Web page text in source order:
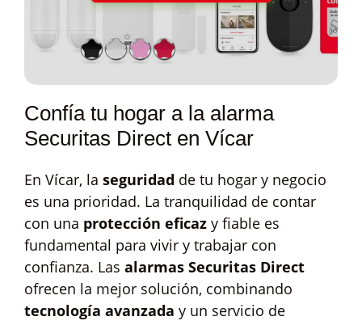
Confía tu hogar a la alarma
Securitas Direct en Vícar
En Vícar, la seguridad de tu hogar y negocio
es una prioridad. La tranquilidad de contar
con una protección eficaz y fiable es
fundamental para vivir y trabajar con
confianza. Las alarmas Securitas Direct
ofrecen la mejor solución, combinando
tecnología avanzada y un servicio de